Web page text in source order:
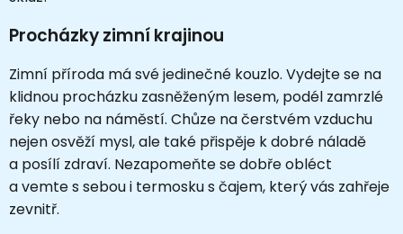
Procházky zimní krajinou
Zimní příroda má své jedinečné kouzlo. Vydejte se na
klidnou procházku zasněženým lesem, podél zamrzlé
řeky nebo na náměstí. Chůze na čerstvém vzduchu
nejen osvěží mysl, ale také přispěje k dobré náladě
a posílí zdraví. Nezapomeňte se dobře obléct
a vemte s sebou i termosku s čajem, který vás zahřeje
zevnitř.